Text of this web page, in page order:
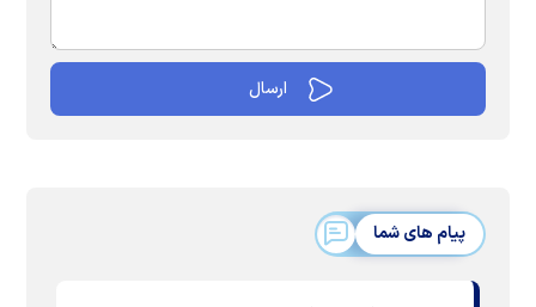
پیام های شما